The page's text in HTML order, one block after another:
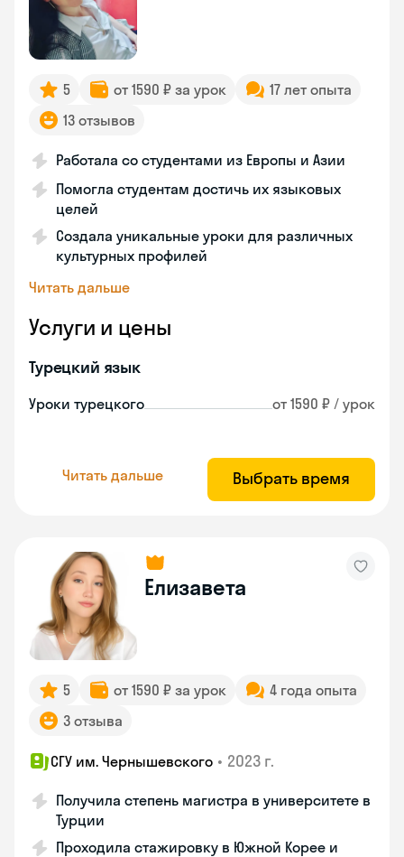
5 от 1590 ₽ за урок
17 лет опыта
13 отзывов
Работала со студентами из Европы и Азии
Помогла студентам достичь их языковых
целей
Создала уникальные уроки для различных
культурных профилей
Читать дальше
Услуги и цены
Турецкий язык
Уроки турецкого от 1590 ₽ / урок
Читать дальше Выбрать время
Елизавета
5 от 1590 ₽ за урок
4 года опыта
3 отзыва
СГУ им. Чернышевского • 2023 г.
Получила степень магистра в университете в
Турции
Проходила стажировку в Южной Корее и